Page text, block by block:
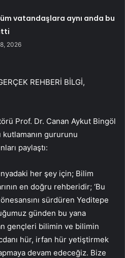
vatandaşlara aynı anda bu
2026
REHBERİ BİLGİ,
Prof. Dr. Canan Aykut Bingöl
kutlamanın gururunu
paylaştı:
her şey için; Bilim
en doğru rehberidir; ‘Bu
sürdüren Yeditepe
günden bu yana
gençleri bilimin ve bilimin
hür, irfan hür yetiştirmek
devam edeceğiz. Bize